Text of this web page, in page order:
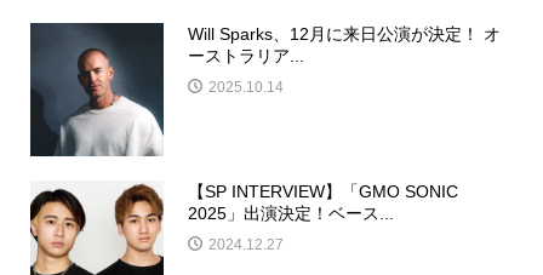
Will Sparks、12月に来日公演が決定！ オ
ーストラリア...
2025.10.14
【SP INTERVIEW】「GMO SONIC
2025」出演決定！ベース...
2024.12.27